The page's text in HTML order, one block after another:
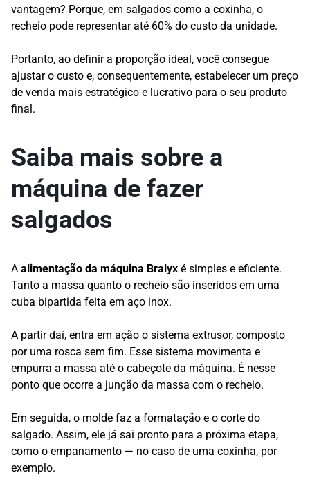
vantagem? Porque, em salgados como a coxinha, o
recheio pode representar até 60% do custo da unidade.
Portanto, ao definir a proporção ideal, você consegue
ajustar o custo e, consequentemente, estabelecer um preço
de venda mais estratégico e lucrativo para o seu produto
final.
Saiba mais sobre a
máquina de fazer
salgados
A alimentação da máquina Bralyx é simples e eficiente.
Tanto a massa quanto o recheio são inseridos em uma
cuba bipartida feita em aço inox.
A partir daí, entra em ação o sistema extrusor, composto
por uma rosca sem fim. Esse sistema movimenta e
empurra a massa até o cabeçote da máquina. É nesse
ponto que ocorre a junção da massa com o recheio.
Em seguida, o molde faz a formatação e o corte do
salgado. Assim, ele já sai pronto para a próxima etapa,
como o empanamento — no caso de uma coxinha, por
exemplo.